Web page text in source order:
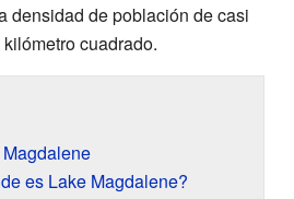
densidad de población de casi
cuadrado.
es Lake Magdalene?